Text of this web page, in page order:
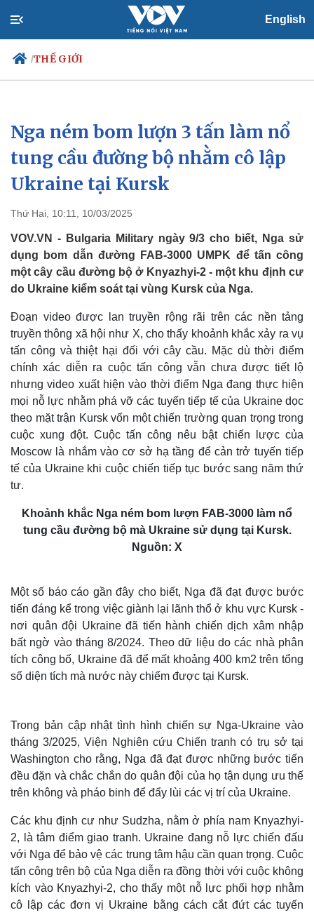
English
/THẾ GIỚI
Chính trị
Tổ chức nhân sự
Quốc hội
Xã hội
Tin 24h
Dự báo thời tiết
Nga ném bom lượn 3 tấn làm nổ
tung cầu đường bộ nhằm cô lập
Ukraine tại Kursk
Thứ Hai, 10:11, 10/03/2025
VOV.VN - Bulgaria Military ngày 9/3 cho biết, Nga sử
dụng bom dẫn đường FAB-3000 UMPK để tấn công
một cây cầu đường bộ ở Knyazhyi-2 - một khu định cư
do Ukraine kiểm soát tại vùng Kursk của Nga.
Đoạn video được lan truyền rộng rãi trên các nền tảng
truyền thông xã hội như X, cho thấy khoảnh khắc xảy ra vụ
tấn công và thiệt hại đối với cây cầu. Mặc dù thời điểm
chính xác diễn ra cuộc tấn công vẫn chưa được tiết lộ
nhưng video xuất hiện vào thời điểm Nga đang thực hiện
mọi nỗ lực nhằm phá vỡ các tuyến tiếp tế của Ukraine dọc
theo mặt trận Kursk vốn một chiến trường quan trọng trong
cuộc xung đột. Cuộc tấn công nêu bật chiến lược của
Moscow là nhắm vào cơ sở hạ tầng để cản trở tuyến tiếp
tế của Ukraine khi cuộc chiến tiếp tục bước sang năm thứ
tư.
Khoảnh khắc Nga ném bom lượn FAB-3000 làm nổ
tung cầu đường bộ mà Ukraine sử dụng tại Kursk.
Nguồn: X
s
i
s
a
o
a
l
w
i
d
o
The media could not be loaded, either because the server
or network failed or because the format is not supported.
Một số báo cáo gần đây cho biết, Nga đã đạt được bước
tiến đáng kể trong việc giành lại lãnh thổ ở khu vực Kursk -
nơi quân đội Ukraine đã tiến hành chiến dịch xâm nhập
bất ngờ vào tháng 8/2024. Theo dữ liệu do các nhà phân
tích công bố, Ukraine đã để mất khoảng 400 km2 trên tổng
số diện tích mà nước này chiếm được tại Kursk.
Trong bản cập nhật tình hình chiến sự Nga-Ukraine vào
tháng 3/2025, Viện Nghiên cứu Chiến tranh có trụ sở tại
Washington cho rằng, Nga đã đạt được những bước tiến
đều đặn và chắc chắn do quân đội của họ tận dụng ưu thế
trên không và pháo binh để đẩy lùi các vị trí của Ukraine.
Các khu định cư như Sudzha, nằm ở phía nam Knyazhyi-
2, là tâm điểm giao tranh. Ukraine đang nỗ lực chiến đấu
với Nga để bảo vệ các trung tâm hậu cần quan trọng. Cuộc
tấn công trên bộ của Nga diễn ra đồng thời với cuộc không
kích vào Knyazhyi-2, cho thấy một nỗ lực phối hợp nhằm
cô lập các đơn vị Ukraine bằng cách cắt đứt các tuyến